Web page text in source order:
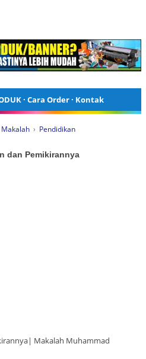
· Cara Order· Kontak
Makalah › Pendidikan
dan Pemikirannya
Makalah Muhammad